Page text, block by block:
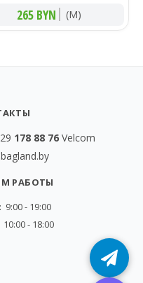
265 BYN (M)
178 88 76 Velcom
РАБОТЫ
- 19:00
- 18:00